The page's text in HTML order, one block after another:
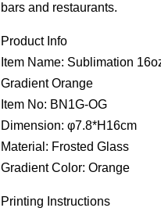
bars and restaurants.
Product Info
Item Name: Sublimation
Gradient Orange
Item No: BN1G-OG
Dimension: φ7.8*H16cm
Material: Frosted Glass
Gradient Color: Orange
Printing Instructions